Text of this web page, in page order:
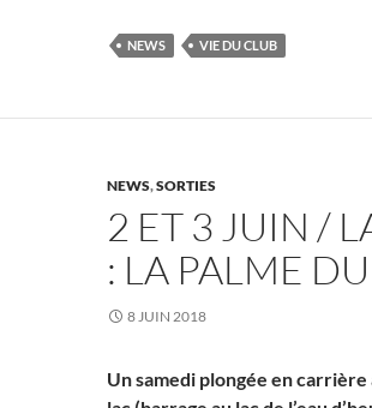
NEWS VIE DU CLUB
NEWS,SORTIES
2 ET 3 JUIN /
: LA PALME
8 JUIN 2018
Un samedi plongée en